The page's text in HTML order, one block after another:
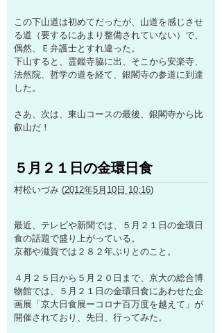
この下山道は初めてだったが、山道を感じさせ
る道（要するにあまり整備されていない）で、
偶然、Ｅ弁護士とすれ違った。
下山すると、霊鑑寺脇に出、そこから安楽寺、
法然院、哲学の道を経て、銀閣寺の参道に到達
した。
さあ、次は、東山コースの最後、銀閣寺から比
叡山だ！
５月２１日の金環日食
村松いづみ (2012年5月10日 10:16)
最近、テレビや新聞では、５月２１日の金環日
食の話題で盛り上がっている。
京都や滋賀では２８２年ぶりとのこと。
４月２５日から５月２０日まで、京大の総合博
物館では、５月２１日の金環日食にあわせた企
画展「京大日食展ーコロナ百万度を越えて」が
開催されており、先日、行ってみた。